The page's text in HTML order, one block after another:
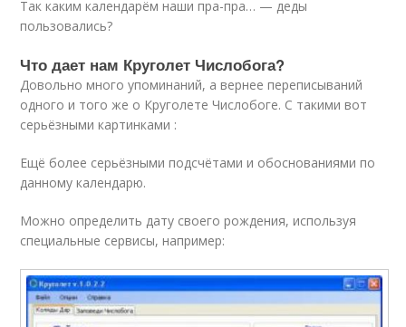
Так каким календарём наши пра-пра… — деды
пользовались?
Что дает нам Круголет Числобога?
Довольно много упоминаний, а вернее переписываний
одного и того же о Круголете Числобоге. С такими вот
серьёзными картинками :
Ещё более серьёзными подсчётами и обоснованиями по
данному календарю.
Можно определить дату своего рождения, используя
специальные сервисы, например: